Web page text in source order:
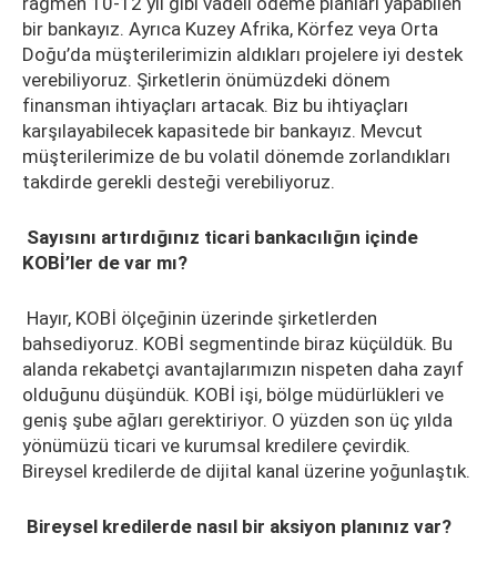
bir bankayız. Ayrıca Kuzey Afrika, Körfez veya Orta
Doğu’da müşterilerimizin aldıkları projelere iyi destek
verebiliyoruz. Şirketlerin önümüzdeki dönem
finansman ihtiyaçları artacak. Biz bu ihtiyaçları
karşılayabilecek kapasitede bir bankayız. Mevcut
müşterilerimize de bu volatil dönemde zorlandıkları
takdirde gerekli desteği verebiliyoruz.
Sayısını artırdığınız ticari bankacılığın içinde
KOBİ’ler de var mı?
Hayır, KOBİ ölçeğinin üzerinde şirketlerden
bahsediyoruz. KOBİ segmentinde biraz küçüldük. Bu
alanda rekabetçi avantajlarımızın nispeten daha zayıf
olduğunu düşündük. KOBİ işi, bölge müdürlükleri ve
geniş şube ağları gerektiriyor. O yüzden son üç yılda
yönümüzü ticari ve kurumsal kredilere çevirdik.
Bireysel kredilerde de dijital kanal üzerine yoğunlaştık.
Bireysel kredilerde nasıl bir aksiyon planınız var?